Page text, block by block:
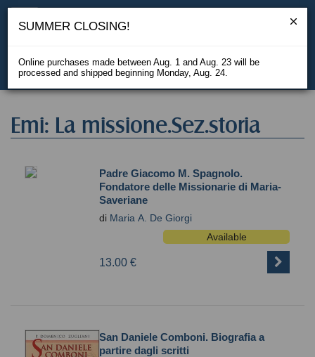
Emi: La missione.Sez.storia
Padre Giacomo M. Spagnolo.
Fondatore delle Missionarie di Maria-
Saveriane
di Maria A. De Giorgi
Available
13.00 €
San Daniele Comboni. Biografia a
partire dagli scritti
SUMMER CLOSING!
Online purchases made between Aug. 1 and Aug. 23 will be
processed and shipped beginning Monday, Aug. 24.